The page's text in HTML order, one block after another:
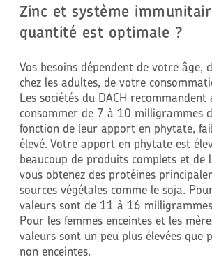
Zinc et système
quantité est optimale ?
Vos besoins dépendent de votre âge,
chez les adultes, de votre
Les sociétés du DACH recommandent
consommer de 7 à 10 milligrammes
fonction de leur apport en phytate,
élevé. Votre apport en phytate est
beaucoup de produits complets et de
vous obtenez des protéines
sources végétales comme le soja.
valeurs sont de 11 à 16
Pour les femmes enceintes et les
valeurs sont un peu plus élevées que
non enceintes.